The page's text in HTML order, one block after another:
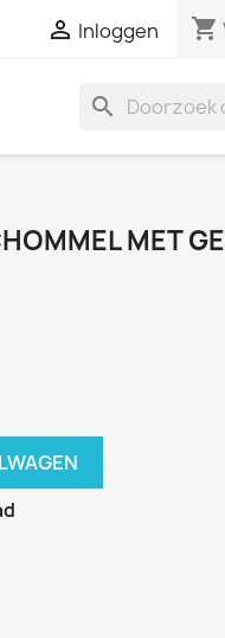
 Inloggen shopping_cart
search
MET